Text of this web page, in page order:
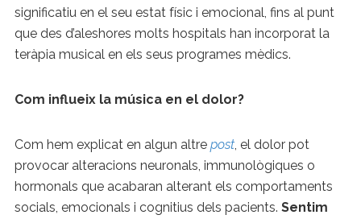
significatiu en el seu estat físic i emocional, fins al punt
que des d’aleshores molts hospitals han incorporat la
teràpia musical en els seus programes mèdics.
Com influeix la música en el dolor?
Com hem explicat en algun altre post, el dolor pot
provocar alteracions neuronals, immunològiques o
hormonals que acabaran alterant els comportaments
socials, emocionals i cognitius dels pacients. Sentim